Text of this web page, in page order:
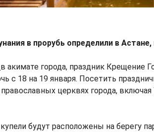
в прорубь определили в Астане,
в акимате города, праздник Крещение
с 18 на 19 января. Посетить
церквях города,
будут расположены на берегу